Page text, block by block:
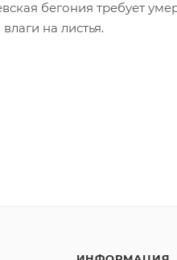
бегония требует
на листья.